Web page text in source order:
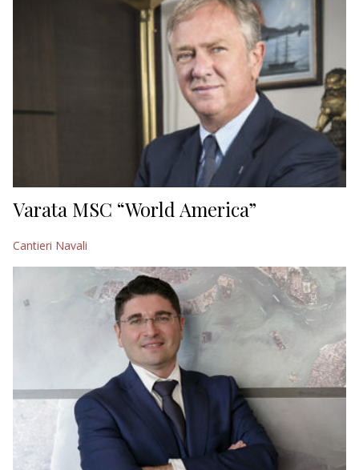
Varata MSC “World America”
Cantieri Navali